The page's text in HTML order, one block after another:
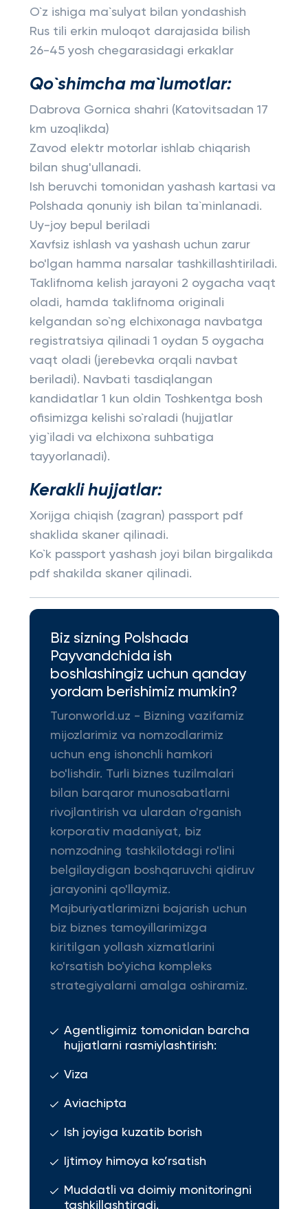
O`z ishiga ma`sulyat bilan yondashish
Rus tili erkin muloqot darajasida bilish
26-45 yosh chegarasidagi erkaklar
Qo`shimcha ma`lumotlar:
Dabrova Gornica shahri (Katovitsadan 17
km uzoqlikda)
Zavod elektr motorlar ishlab chiqarish
bilan shug'ullanadi.
Ish beruvchi tomonidan yashash kartasi va
Polshada qonuniy ish bilan ta`minlanadi.
Uy-joy bepul beriladi
Xavfsiz ishlash va yashash uchun zarur
bo'lgan hamma narsalar tashkillashtiriladi.
Taklifnoma kelish jarayoni 2 oygacha vaqt
oladi, hamda taklifnoma originali
kelgandan so`ng elchixonaga navbatga
registratsiya qilinadi 1 oydan 5 oygacha
vaqt oladi (jerebevka orqali navbat
beriladi). Navbati tasdiqlangan
kandidatlar 1 kun oldin Toshkentga bosh
ofisimizga kelishi so`raladi (hujjatlar
yig`iladi va elchixona suhbatiga
tayyorlanadi).
Kerakli hujjatlar:
Xorijga chiqish (zagran) passport pdf
shaklida skaner qilinadi.
Ko`k passport yashash joyi bilan birgalikda
pdf shakilda skaner qilinadi.
Biz sizning Polshada
Payvandchida ish
boshlashingiz uchun qanday
yordam berishimiz mumkin?
Turonworld.uz - Bizning vazifamiz
mijozlarimiz va nomzodlarimiz
uchun eng ishonchli hamkori
bo'lishdir. Turli biznes tuzilmalari
bilan barqaror munosabatlarni
rivojlantirish va ulardan o'rganish
korporativ madaniyat, biz
nomzodning tashkilotdagi ro'lini
belgilaydigan boshqaruvchi qidiruv
jarayonini qo'llaymiz.
Majburiyatlarimizni bajarish uchun
biz biznes tamoyillarimizga
kiritilgan yollash xizmatlarini
ko'rsatish bo'yicha kompleks
strategiyalarni amalga oshiramiz.
Agentligimiz tomonidan barcha
hujjatlarni rasmiylashtirish:
Viza
Aviachipta
Ish joyiga kuzatib borish
Ijtimoy himoya ko’rsatish
Muddatli va doimiy monitoringni
tashkillashtiradi.